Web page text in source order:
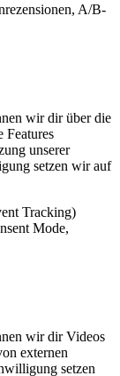
A/B-
wir dir über die
Features
unserer
setzen wir auf
Tracking)
Mode,
wir dir Videos
externen
setzen